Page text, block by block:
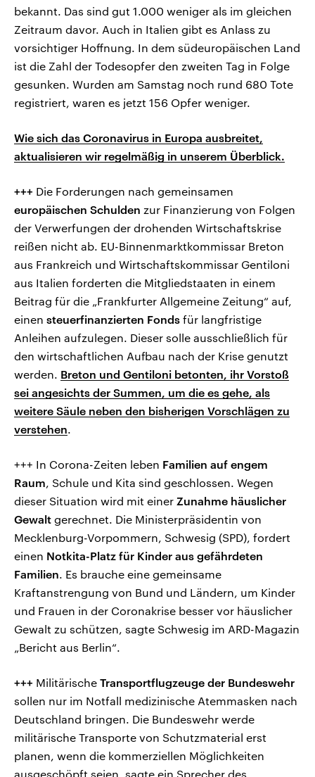
bekannt. Das sind gut 1.000 weniger als im gleichen
Zeitraum davor. Auch in Italien gibt es Anlass zu
vorsichtiger Hoffnung. In dem südeuropäischen Land
ist die Zahl der Todesopfer den zweiten Tag in Folge
gesunken. Wurden am Samstag noch rund 680 Tote
registriert, waren es jetzt 156 Opfer weniger.
Wie sich das Coronavirus in Europa ausbreitet,
aktualisieren wir regelmäßig in unserem Überblick.
+++ Die Forderungen nach gemeinsamen
europäischen Schulden zur Finanzierung von Folgen
der Verwerfungen der drohenden Wirtschaftskrise
reißen nicht ab. EU-Binnenmarktkommissar Breton
aus Frankreich und Wirtschaftskommissar Gentiloni
aus Italien forderten die Mitgliedstaaten in einem
Beitrag für die „Frankfurter Allgemeine Zeitung“ auf,
einen steuerfinanzierten Fonds für langfristige
Anleihen aufzulegen. Dieser solle ausschließlich für
den wirtschaftlichen Aufbau nach der Krise genutzt
werden. Breton und Gentiloni betonten, ihr Vorstoß
sei angesichts der Summen, um die es gehe, als
weitere Säule neben den bisherigen Vorschlägen zu
verstehen.
+++ In Corona-Zeiten leben Familien auf engem
Raum, Schule und Kita sind geschlossen. Wegen
dieser Situation wird mit einer Zunahme häuslicher
Gewalt gerechnet. Die Ministerpräsidentin von
Mecklenburg-Vorpommern, Schwesig (SPD), fordert
einen Notkita-Platz für Kinder aus gefährdeten
Familien. Es brauche eine gemeinsame
Kraftanstrengung von Bund und Ländern, um Kinder
und Frauen in der Coronakrise besser vor häuslicher
Gewalt zu schützen, sagte Schwesig im ARD-Magazin
„Bericht aus Berlin“.
+++ Militärische Transportflugzeuge der Bundeswehr
sollen nur im Notfall medizinische Atemmasken nach
Deutschland bringen. Die Bundeswehr werde
militärische Transporte von Schutzmaterial erst
planen, wenn die kommerziellen Möglichkeiten
ausgeschöpft seien, sagte ein Sprecher des